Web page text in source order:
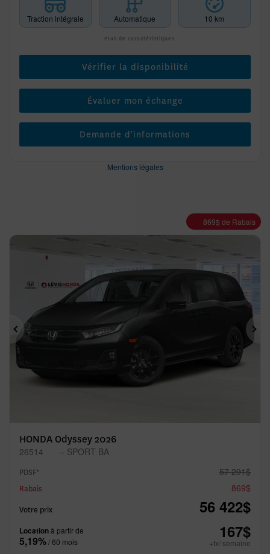
Traction intégrale Automatique 10 km
Plus de caractéristiques
Vérifier la disponibilité
Évaluer mon échange
Demande d'informations
Mentions légales
869$ de Rabais
Précédent
HONDA Odyssey 2026
26514 – SPORT BA
PDSF* 57 291$
Rabais 869$
Votre prix 56 422$
Locationà partir de
5,19%/ 60 mois 167$
+tx/ semaine